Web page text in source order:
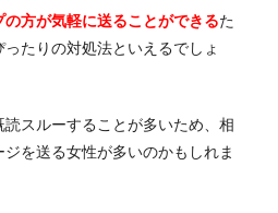
方が気軽に送ることができるた
たりの対処法といえるでしょ
スルーすることが多いため、相
を送る女性が多いのかもしれま